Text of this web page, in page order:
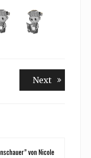
NextNext
von Nicole